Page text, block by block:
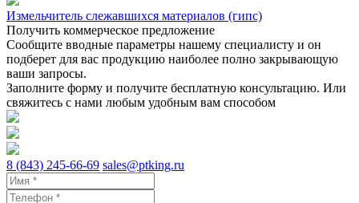
Измельчитель слежавшихся материалов (гипс)
Получить коммерческое предложение
Сообщите вводные параметры нашему специалисту и он
подберет для вас продукцию наиболее полно закрывающую
ваши запросы.
Заполните форму и получите бесплатную консультацию. Или
свяжитесь с нами любым удобным вам способом
8 (843) 245-66-69 sales@ptking.ru